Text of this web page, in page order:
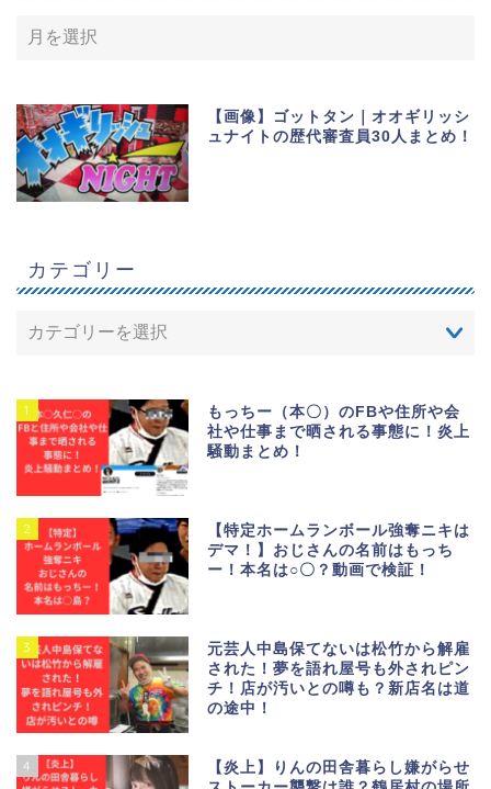
【画像】ゴットタン｜オオギリッシ
ュナイトの歴代審査員30人まとめ！
カテゴリー
1
もっちー（本〇）のFBや住所や会
社や仕事まで晒される事態に！炎上
騒動まとめ！
2
【特定ホームランボール強奪ニキは
デマ！】おじさんの名前はもっち
ー！本名は○〇？動画で検証！
3
元芸人中島保てないは松竹から解雇
された！夢を語れ屋号も外されピン
チ！店が汚いとの噂も？新店名は道
の途中！
4
【炎上】りんの田舎暮らし嫌がらせ